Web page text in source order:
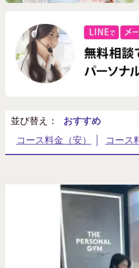
地域
東京都
北海道・東北
キャッシュバックあり
並び替え：